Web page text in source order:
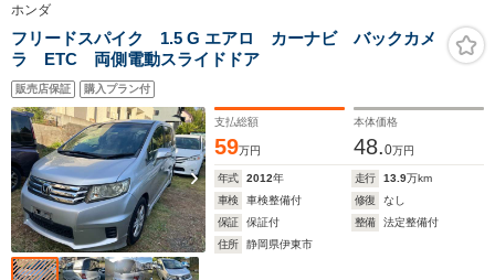
ホンダ
フリードスパイク 1.5 G エアロ カーナビ バックカメ
ラ ETC 両側電動スライドドア
販売店保証 購入プラン付
支払総額
59万円
本体価格
48.0万円
年式 2012年 走行 13.9万km
車検
車検整備付 修復
なし
保証
保証付 整備
法定整備付
住所
静岡県伊東市